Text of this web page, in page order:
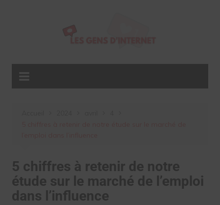
5 chiffres à retenir de notre
étude sur le marché de l’emploi
dans l’influence